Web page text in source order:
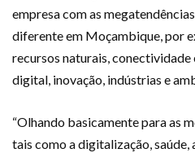
empresa com as
diferente em Moçambique, por
recursos naturais,
digital, inovação, indústrias e
“Olhando basicamente para as
tais como a digitalização,